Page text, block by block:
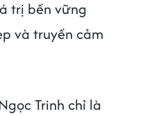
trị bền vững
và truyền cảm
Trinh chỉ là